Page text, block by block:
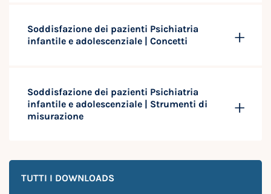
TUTTI I DOWNLOADS
Soddisfazione dei pazienti Psichiatria
infantile e adolescenziale | Concetti
Soddisfazione dei pazienti Psichiatria
infantile e adolescenziale | Strumenti di
misurazione